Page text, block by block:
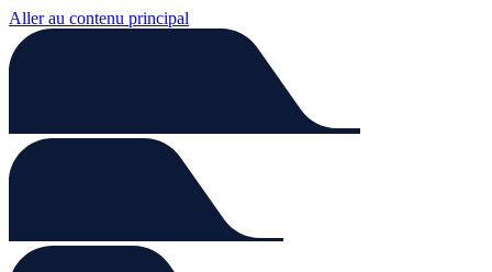
Aller au contenu principal